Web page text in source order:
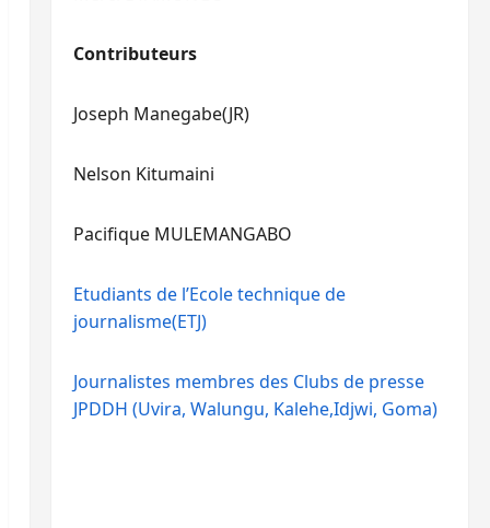
Contributeurs
Joseph Manegabe(JR)
Nelson Kitumaini
Pacifique MULEMANGABO
Etudiants de l’Ecole technique de
journalisme(ETJ)
Journalistes membres des Clubs de presse
JPDDH (Uvira, Walungu, Kalehe,Idjwi, Goma)